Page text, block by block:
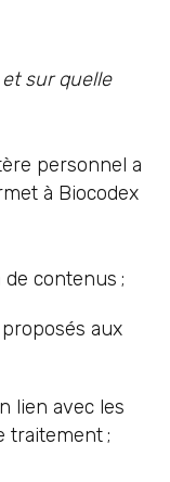
sur quelle
personnel a
à Biocodex
contenus ;
aux
lien avec les
traitement ;